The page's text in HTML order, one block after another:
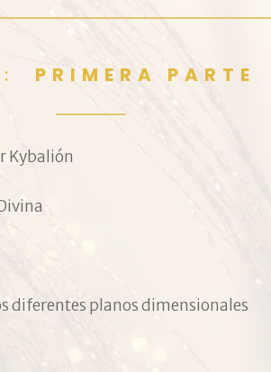
PRIMERA PARTE
Kybalión
diferentes planos dimensionales